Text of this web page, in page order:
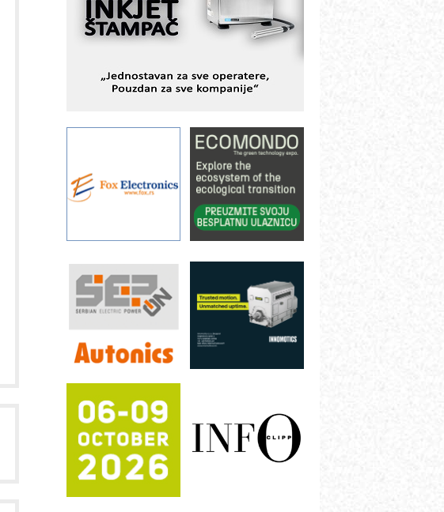
STAUFF – Komponente koje
povećavaju pouzdanost hidrauličkih
sistema
pouzdanost u transferu fluida
Filtration Group Industrial – Napredna
procesnim sistemima
Art Utopia Studio – vizuelne priče
RILINEX kompanije Rittal
FANUC: Najbolje za vašu pametnu
Automatizacija pakovanja · Display
(Shelf-Ready) omotnice
Proizvodnja iC7 Hybrid 1500 VDC
mrežnog pretvarača sa tečnim
hlađenjem
Potpuna efikasnost bez složenih
Trajna oznaka kao dugoročna korist
Bezbednost na prvom mestu!
IB BLUMENAUER - više od 40 godina
poverenja u industriji
– Pametna signalizacija za efikasnije